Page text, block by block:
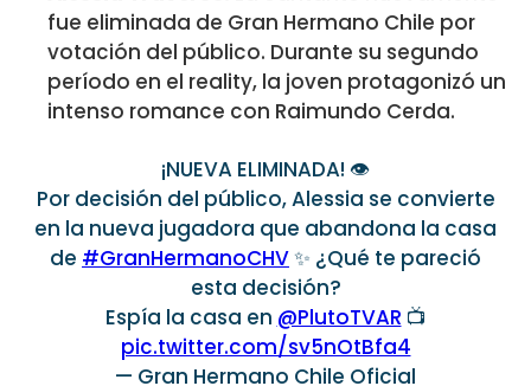
fue eliminada de Gran Hermano Chile por
votación del público. Durante su segundo
período en el reality, la joven protagonizó un
intenso romance con Raimundo Cerda.
¡NUEVA ELIMINADA! 👁️
Por decisión del público, Alessia se convierte
en la nueva jugadora que abandona la casa
de #GranHermanoCHV✨ ¿Qué te pareció
esta decisión?
Espía la casa en @PlutoTVAR 📺
pic.twitter.com/sv5nOtBfa4
— Gran Hermano Chile Oficial